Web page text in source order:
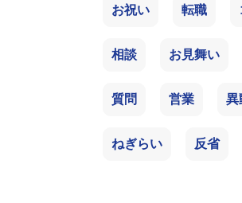
お祝い 転職
相談 お見舞い
質問 営業 異
ねぎらい 反省